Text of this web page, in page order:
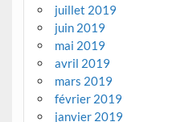
juillet 2019
juin 2019
mai 2019
avril 2019
mars 2019
février 2019
janvier 2019